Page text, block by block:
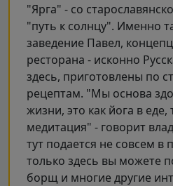
"Ярга" - со
"путь к солнцу". Именно
заведение Павел,
ресторана - исконно
здесь, приготовлены по
рецептам. "Мы основа
жизни, это как йога в еде,
медитация" - говорит
тут подается не совсем
только здесь вы можете
борщ и многие другие